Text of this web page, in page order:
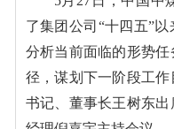
了集团公司“十四五”
分析当前面临的形势
径，谋划下一阶段工
书记、董事长王树东